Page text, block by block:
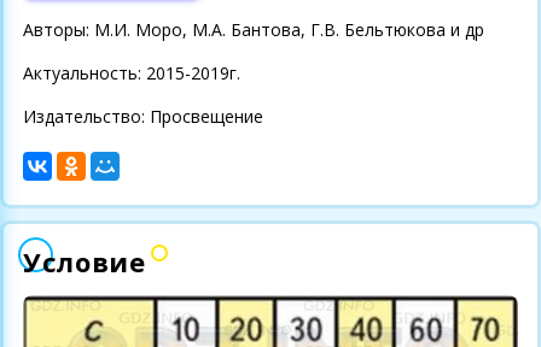
Авторы: М.И. Моро, М.А. Бантова, Г.В. Бельтюкова и др
Актуальность: 2015-2019г.
Издательство: Просвещение
Условие